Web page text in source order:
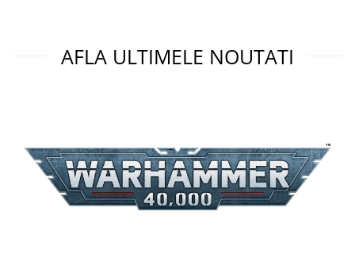
Puzzle 8000 piese
Mandala
Puzzle 24 piese
Puzzle-uri metalice si logice
AFLA ULTIMELE NOUTATI